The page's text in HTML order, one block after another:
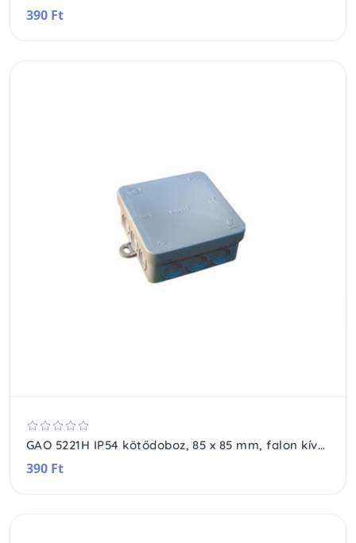
390 Ft
GAO 5221H IP54 kötődoboz, 85 x 85 mm, falon kívüli, vízmentes, szürke
390 Ft